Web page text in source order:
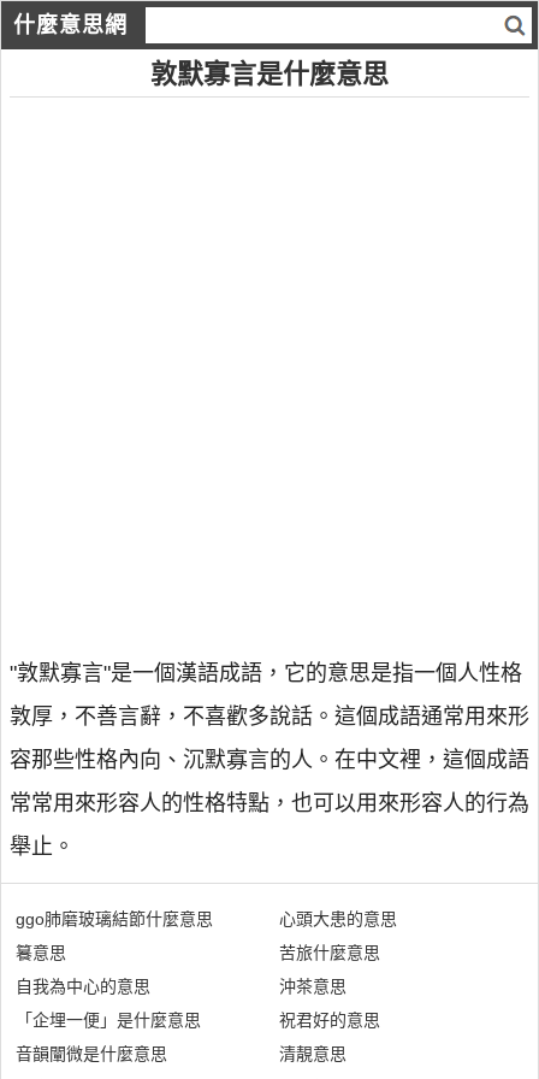
什麼意思網
敦默寡言是什麼意思
"敦默寡言"是一個漢語成語，它的意思是指一個人性格
敦厚，不善言辭，不喜歡多說話。這個成語通常用來形
容那些性格內向、沉默寡言的人。在中文裡，這個成語
常常用來形容人的性格特點，也可以用來形容人的行為
舉止。
ggo肺磨玻璃結節什麼意思
籑意思
自我為中心的意思
「企埋一便」是什麼意思
音韻闡微是什麼意思
心頭大患的意思
苦旅什麼意思
沖茶意思
祝君好的意思
清靚意思